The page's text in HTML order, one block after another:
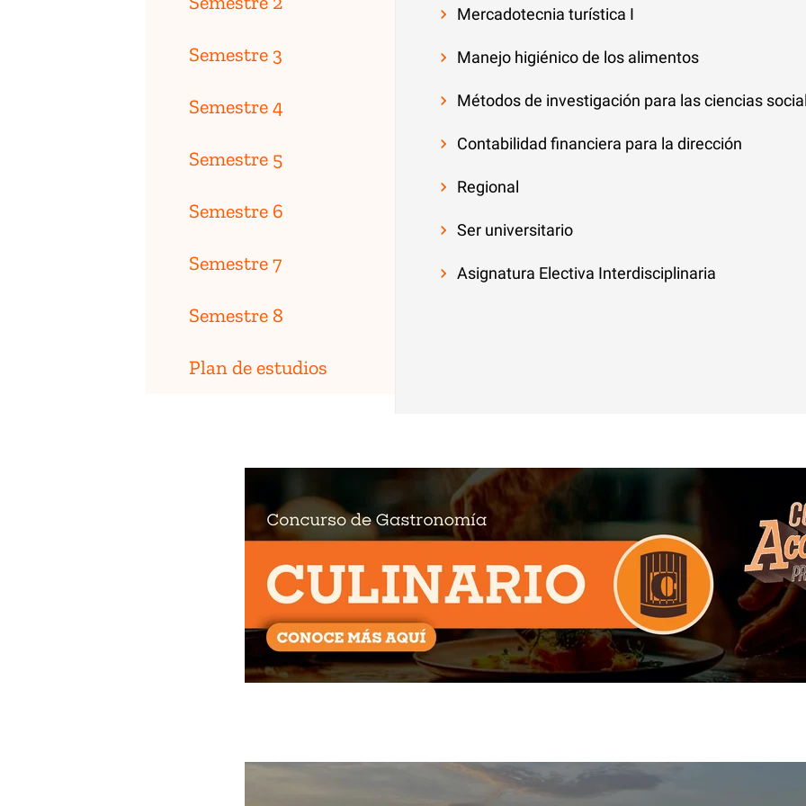
Semestre 3
Semestre 4
Semestre 5
Semestre 6
Semestre 7
Semestre 8
Plan de estudios
Mercadotecnia turística I
Manejo higiénico de los alimentos
Métodos de investigación para las ciencias
Contabilidad financiera para la dirección
Regional
Ser universitario
Asignatura Electiva Interdisciplinaria